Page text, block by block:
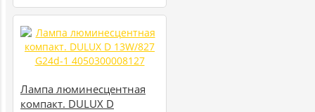
Лампа люминесцентная
компакт. DULUX D